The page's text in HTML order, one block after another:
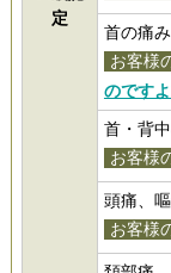
定
首の痛
お客様
のです
首・背
お客様
頭痛、
お客様